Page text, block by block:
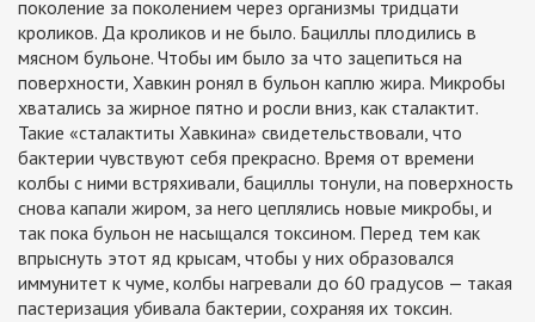
поколение за поколением через организмы тридцати
кроликов. Да кроликов и не было. Бациллы плодились в
мясном бульоне. Чтобы им было за что зацепиться на
поверхности, Хавкин ронял в бульон каплю жира. Микробы
хватались за жирное пятно и росли вниз, как сталактит.
Такие «сталактиты Хавкина» свидетельствовали, что
бактерии чувствуют себя прекрасно. Время от времени
колбы с ними встряхивали, бациллы тонули, на поверхность
снова капали жиром, за него цеплялись новые микробы, и
так пока бульон не насыщался токсином. Перед тем как
впрыснуть этот яд крысам, чтобы у них образовался
иммунитет к чуме, колбы нагревали до 60 градусов — такая
пастеризация убивала бактерии, сохраняя их токсин.